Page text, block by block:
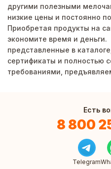
другими полезными
низкие цены и постоянно
Приобретая продукты на
экономите время и деньги.
представленные в
сертификаты и полностью
требованиями,
Есть
8 800
Telegram